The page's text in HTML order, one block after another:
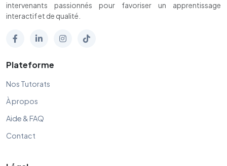
intervenants passionnés pour favoriser un apprentissage
interactif et de qualité.
Plateforme
Nos Tutorats
À propos
Aide & FAQ
Contact